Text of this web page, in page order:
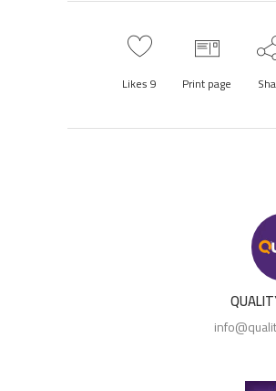
Print page
9